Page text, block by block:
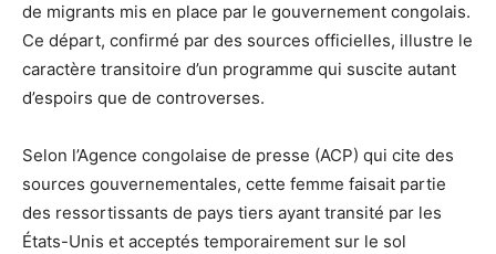
de migrants mis en place par le gouvernement congolais.
Ce départ, confirmé par des sources officielles, illustre le
caractère transitoire d’un programme qui suscite autant
d’espoirs que de controverses.
Selon l’Agence congolaise de presse (ACP) qui cite des
sources gouvernementales, cette femme faisait partie
des ressortissants de pays tiers ayant transité par les
États-Unis et acceptés temporairement sur le sol